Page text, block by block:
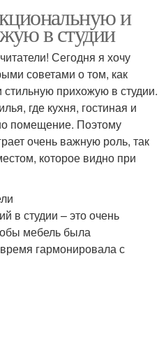
и
в студии
Сегодня я хочу
советами о том, как
прихожую в студии.
где кухня, гостиная и
помещение. Поэтому
очень важную роль, так
которое видно при
в студии – это очень
мебель была
гармонировала с